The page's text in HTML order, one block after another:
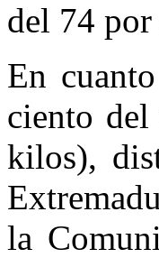
del 74
En
ciento
kilos),
la